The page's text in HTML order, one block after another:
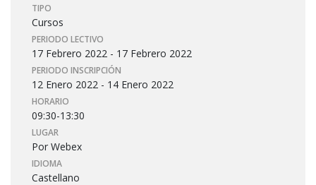
TIPO
Cursos
PERIODO LECTIVO
17 Febrero 2022 - 17 Febrero 2022
PERIODO INSCRIPCIÓN
12 Enero 2022 - 14 Enero 2022
HORARIO
09:30-13:30
LUGAR
Por Webex
IDIOMA
Castellano